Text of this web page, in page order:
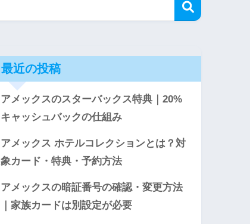
最近の投稿
アメックスのスターバックス特典｜20%
キャッシュバックの仕組み
アメックス ホテルコレクションとは？対
象カード・特典・予約方法
アメックスの暗証番号の確認・変更方法
｜家族カードは別設定が必要